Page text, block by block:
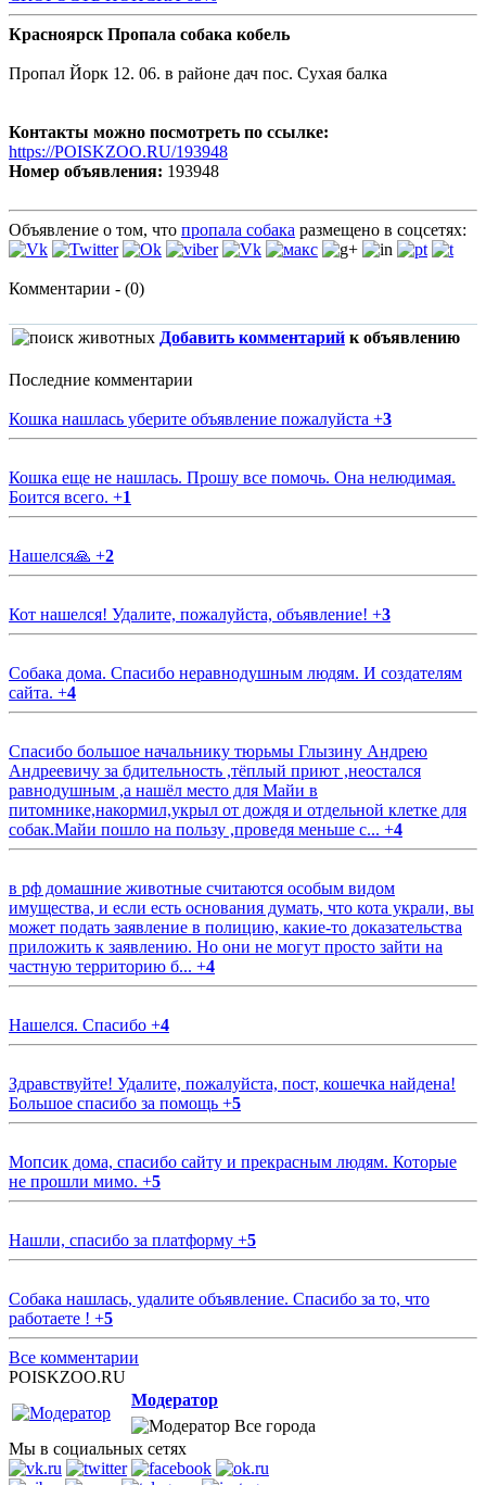
Красноярск Пропала собака кобель
Пропал Йорк 12. 06. в районе дач пос. Сухая балка
Контакты можно посмотреть по ссылке:
https://POISKZOO.RU/193948
Номер объявления: 193948
Объявление о том, что пропала собака размещено в соцсетях:
Комментарии - (0)
Добавить комментарий к объявлению
Последние комментарии
Кошка нашлась уберите объявление пожалуйста +3
Кошка еще не нашлась. Прошу все помочь. Она нелюдимая.
Боится всего. +1
Нашелся🙏 +2
Кот нашелся! Удалите, пожалуйста, объявление! +3
Собака дома. Спасибо неравнодушным людям. И создателям
сайта. +4
Спасибо большое начальнику тюрьмы Глызину Андрею
Андреевичу за бдительность ,тёплый приют ,неостался
равнодушным ,а нашёл место для Майи в
питомнике,накормил,укрыл от дождя и отдельной клетке для
собак.Майи пошло на пользу ,проведя меньше с... +4
в рф домашние животные считаются особым видом
имущества, и если есть основания думать, что кота украли, вы
может подать заявление в полицию, какие-то доказательства
приложить к заявлению. Но они не могут просто зайти на
частную территорию б... +4
Нашелся. Спасибо +4
Здравствуйте! Удалите, пожалуйста, пост, кошечка найдена!
Большое спасибо за помощь +5
Мопсик дома, спасибо сайту и прекрасным людям. Которые
не прошли мимо. +5
Нашли, спасибо за платформу +5
Собака нашлась, удалите объявление. Спасибо за то, что
работаете ! +5
Все комментарии
POISKZOO.RU
Модератор
Все города
Мы в социальных сетях